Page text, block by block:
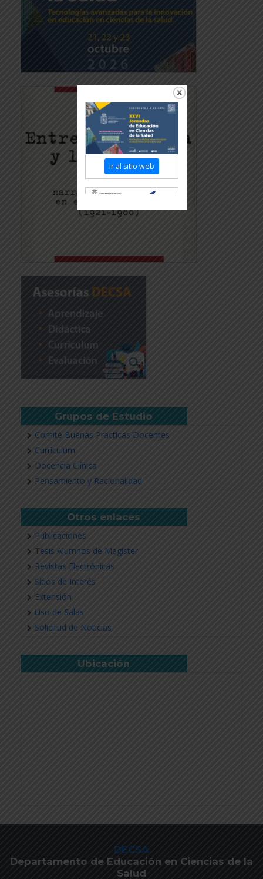
Grupos de Estudio
Comité Buenas Practicas Docentes
Currículum
Docencia Clínica
Pensamiento y Racionalidad
Otros enlaces
Publicaciones
Tesis Alumnos de Magíster
Revistas Electrónicas
Sitios de Interés
Extensión
Uso de Salas
Solicitud de Noticias
Ubicación
DECSA
Departamento de Educación en Ciencias de la
Salud
Ir al sitio web